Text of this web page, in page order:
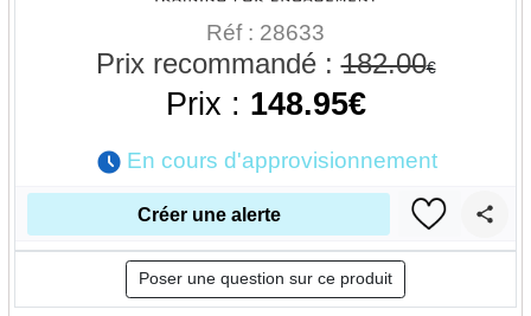
Réf : 28633
Prix recommandé :182.00€
Prix : 148.95€
En cours d'approvisionnement
Créer une alerte
Poser une question sur ce produit